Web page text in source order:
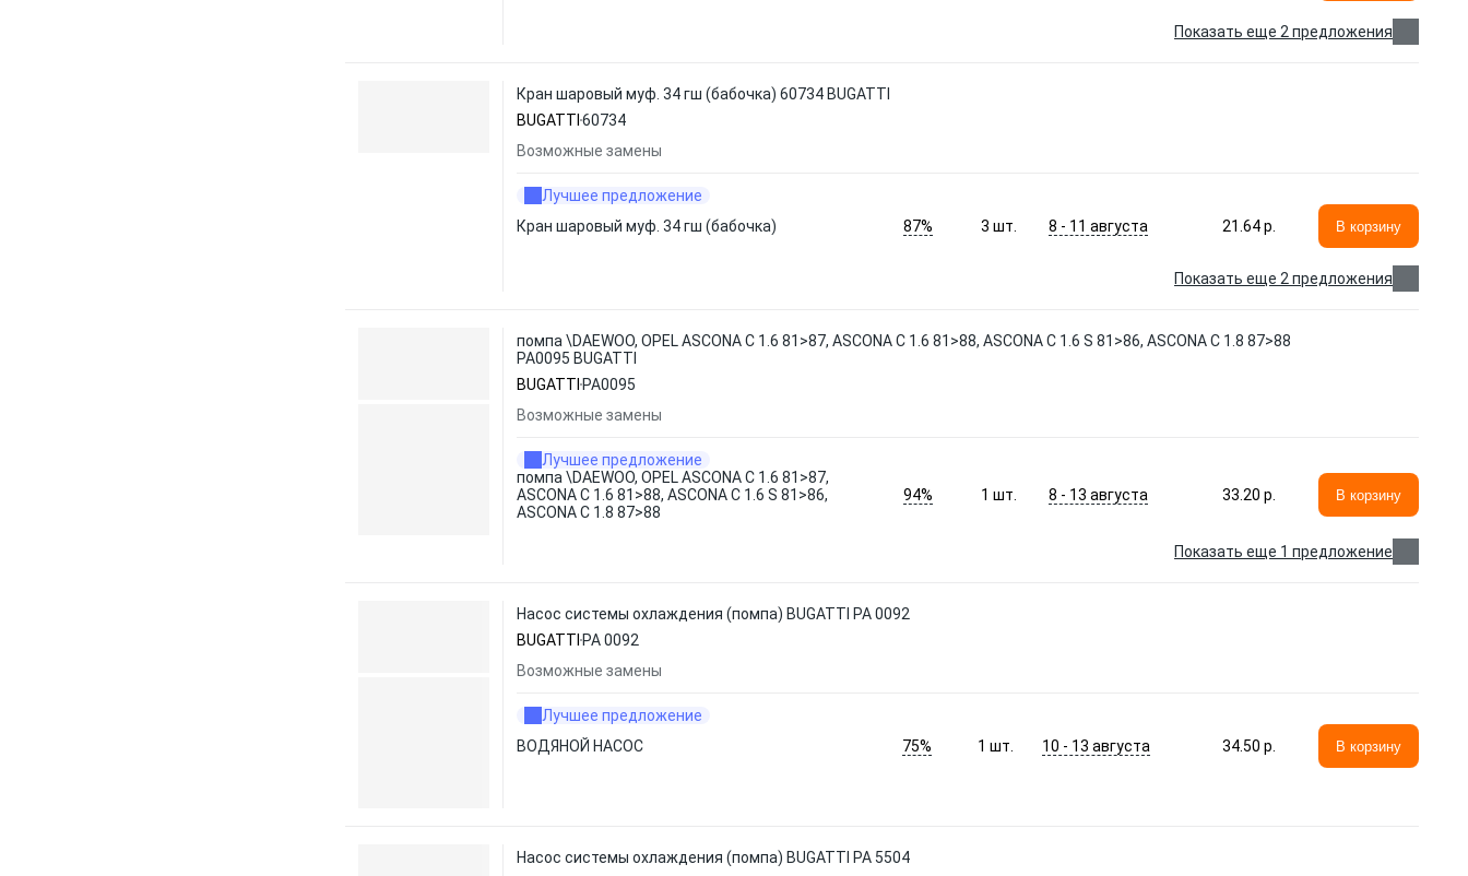
Показать еще 2 предложения
Кран шаровый муф. 34 гш (бабочка) 60734 BUGATTI
BUGATTI 60734
Возможные замены
Лучшее предложение
Кран шаровый муф. 34 гш (бабочка)
87% 3шт. 8 - 11 августа 21.64 p. В корзину
Показать еще 2 предложения
помпа \DAEWOO, OPEL ASCONA C 1.6 81>87, ASCONA C 1.6 81>88, ASCONA C 1.6 S 81>86, ASCONA C 1.8 87>88
PA0095 BUGATTI
BUGATTI PA0095
Возможные замены
Лучшее предложение
помпа \DAEWOO, OPEL ASCONA C 1.6 81>87,
ASCONA C 1.6 81>88, ASCONA C 1.6 S 81>86,
ASCONA C 1.8 87>88
94% 1шт. 8 - 13 августа 33.20 p. В корзину
Показать еще 1 предложение
Насос системы охлаждения (помпа) BUGATTI PA 0092
BUGATTI PA 0092
Возможные замены
Лучшее предложение
ВОДЯНОЙ НАСОС
75% 1 шт. 10 - 13 августа 34.50 p. В корзину
Насос системы охлаждения (помпа) BUGATTI PA 5504